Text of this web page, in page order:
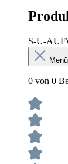
S-U-
0 von 0